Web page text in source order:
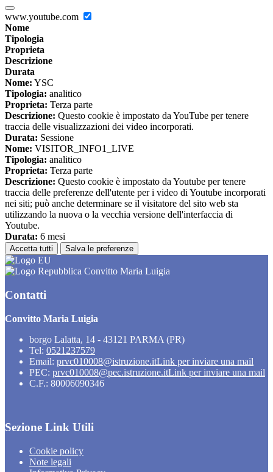
www.youtube.com
Nome
Tipologia
Proprieta
Descrizione
Durata
Nome: YSC
Tipologia: analitico
Proprieta: Terza parte
Descrizione: Questo cookie è impostato da YouTube per tenere
traccia delle visualizzazioni dei video incorporati.
Durata: Sessione
Nome: VISITOR_INFO1_LIVE
Tipologia: analitico
Proprieta: Terza parte
Descrizione: Questo cookie è impostato da Youtube per tenere
traccia delle preferenze dell'utente per i video di Youtube incorporati
nei siti; può anche determinare se il visitatore del sito web sta
utilizzando la nuova o la vecchia versione dell'interfaccia di
Youtube.
Durata: 6 mesi
Accetta tutti Salva le preferenze
Convitto Maria Luigia
Contatti
Convitto Maria Luigia
borgo Lalatta, 14 - 43121 PARMA (PR)
Tel: 0521237579
Email: prvc010008@istruzione.itLink per inviare una mail
PEC: prvc010008@pec.istruzione.itLink per inviare una mail
C.F.: 80006090346
Sezione Link Utili
Cookie policy
Note legali